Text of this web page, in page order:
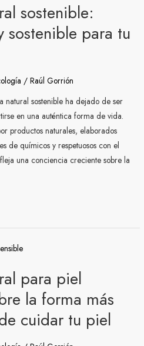
sostenible:
sostenible para tu
/Raúl Gorrión
natural sostenible ha dejado de ser
en una auténtica forma de vida.
productos naturales, elaborados
de químicos y respetuosos con el
una conciencia creciente sobre la
para piel
la forma más
cuidar tu piel